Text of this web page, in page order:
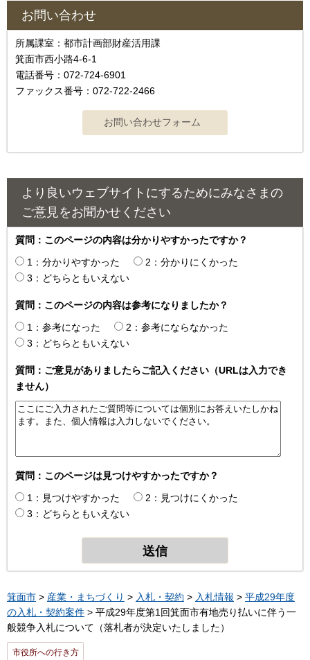
お問い合わせ
所属課室：都市計画部財産活用課
箕面市西小路4-6-1
電話番号：072-724-6901
ファックス番号：072-722-2466
より良いウェブサイトにするためにみなさまの
ご意見をお聞かせください
質問：このページの内容は分かりやすかったですか？
1：分かりやすかった
2：分かりにくかった
3：どちらともいえない
質問：このページの内容は参考になりましたか？
1：参考になった
2：参考にならなかった
3：どちらともいえない
質問：ご意見がありましたらご記入ください（URLは入力でき
ません）
質問：このページは見つけやすかったですか？
1：見つけやすかった
2：見つけにくかった
3：どちらともいえない
箕面市 > 産業・まちづくり > 入札・契約 > 入札情報 > 平成29年度
の入札・契約案件 > 平成29年度第1回箕面市有地売り払いに伴う一
般競争入札について（落札者が決定いたしました）
市役所への行き方